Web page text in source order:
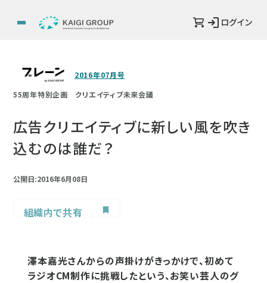
ログイン
2016年07月号
55周年特別企画 クリエイティブ未来会議
広告クリエイティブに新しい風を吹き
込むのは誰だ？
公開日:2016年6月08日
組織内で共有
澤本嘉光さんからの声掛けがきっかけで、初めて
ラジオCM制作に挑戦したという、お笑い芸人のグ